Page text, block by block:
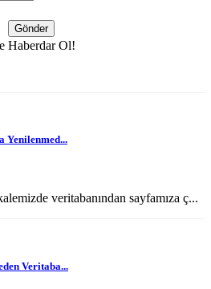
Haberdar Ol!
Yenilenmed...
veritabanından sayfamıza ç...
Veritaba...